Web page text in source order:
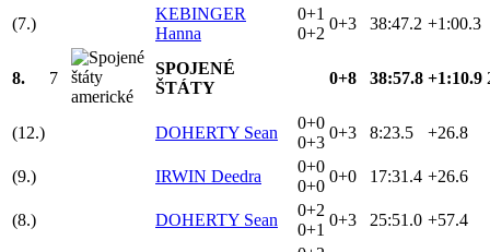
(7.)
KEBINGER
Hanna
0+1
0+2
0+3 38:47.2 +1:00.3
8. 7
SPOJENÉ
ŠTÁTY
0+8 38:57.8 +1:10.9
(12.) DOHERTY Sean
0+0
0+3
0+3 8:23.5 +26.8
(9.) IRWIN Deedra
0+0
0+0
0+0 17:31.4 +26.6
(8.) DOHERTY Sean
0+2
0+1
0+3 25:51.0 +57.4